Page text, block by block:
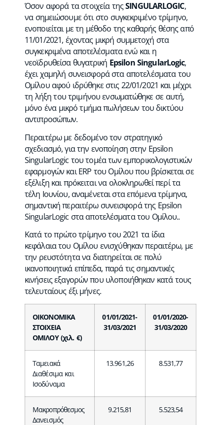
Όσον αφορά τα στοιχεία τηςSINGULARLOGIC,
να σημειώσουμε ότι στο συγκεκριμένο τρίμηνο,
ενοποιείται με τη μέθοδο της καθαρής θέσης από
11/01/2021, έχοντας μικρή συμμετοχή στα
συγκεκριμένα αποτελέσματα ενώ και η
νεοϊδρυθείσα θυγατρική Epsilon SingularLogic,
έχει χαμηλή συνεισφορά στα αποτελέσματα του
Ομίλου αφού ιδρύθηκε στις 22/01/2021 και μέχρι
τη λήξη του τριμήνου ενσωματώθηκε σε αυτή,
μόνο ένα μικρό τμήμα πωλήσεων του δικτύου
αντιπροσώπων.
Περαιτέρω με δεδομένο τον στρατηγικό
σχεδιασμό, για την ενοποίηση στην Epsilon
SingularLogic του τομέα των εμπορικολογιστικών
εφαρμογών και ERP του Ομίλου που βρίσκεται σε
εξέλιξη και πρόκειται να ολοκληρωθεί περί τα
τέλη Ιουνίου, αναμένεται στα επόμενα τρίμηνα,
σημαντική περαιτέρω συνεισφορά της Epsilon
SingularLogic στα αποτελέσματα του Ομίλου..
Κατά το πρώτο τρίμηνο του 2021 τα ίδια
κεφάλαια του Ομίλου ενισχύθηκαν περαιτέρω, με
την ρευστότητα να διατηρείται σε πολύ
ικανοποιητικά επίπεδα, παρά τις σημαντικές
κινήσεις εξαγορών που υλοποιήθηκαν κατά τους
τελευταίους έξι μήνες.
ΟΙΚΟΝΟΜΙΚΑ
ΣΤΟΙΧΕΙΑ
ΟΜΙΛΟΥ (χιλ. €)
01/01/2021-
31/03/2021
01/01/2020-
31/03/2020
Ταμειακά
Διαθέσιμα και
Ισοδύναμα
13.961,26 8.531,77
Μακροπρόθεσμος
Δανεισμός
9.215,81 5.523,54